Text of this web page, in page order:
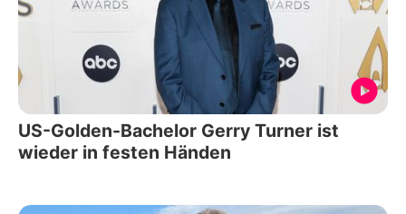
US-Golden-Bachelor Gerry Turner ist
wieder in festen Händen